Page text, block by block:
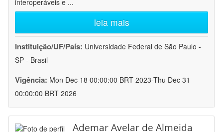
interoperáveis e ...
leia mais
Instituição/UF/País: Universidade Federal de São Paulo -
SP - Brasil
Vigência: Mon Dec 18 00:00:00 BRT 2023-Thu Dec 31
00:00:00 BRT 2026
Ademar Avelar de Almeida